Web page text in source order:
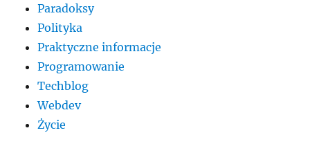
Paradoksy
Polityka
Praktyczne informacje
Programowanie
Techblog
Webdev
Życie